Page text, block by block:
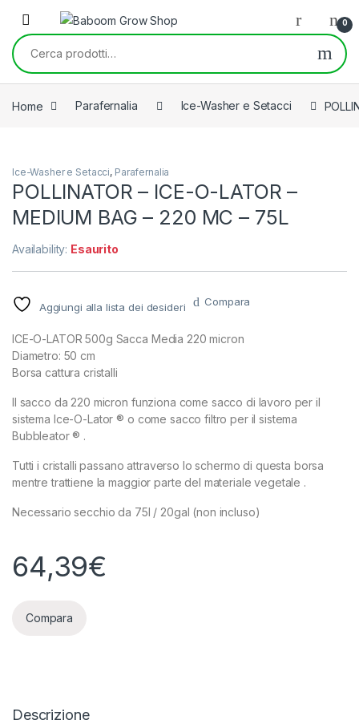
Skip to navigation
Skip to content
0
Cerca:
Home Parafernalia Ice-Washer e Setacci
Ice-Washer e Setacci, Parafernalia
POLLINATOR – ICE-O-LATOR –
MEDIUM BAG – 220 MC – 75L
Availability: Esaurito
Aggiungi alla lista dei desideri Compara
ICE-O-LATOR 500g Sacca Media 220 micron
Diametro: 50 cm
Borsa cattura cristalli
Il sacco da 220 micron funziona come sacco di lavoro per il
sistema Ice-O-Lator ® o come sacco filtro per il sistema
Bubbleator ® .
Tutti i cristalli passano attraverso lo schermo di questa borsa
mentre trattiene la maggior parte del materiale vegetale .
Necessario secchio da 75l / 20gal (non incluso)
64,39€
Compara
Descrizione